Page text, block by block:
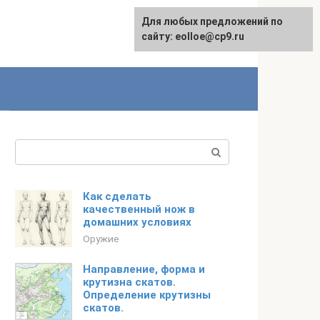
Как сделать
качественный нож в
домашних условиях
Оружие
Направление, форма и
крутизна скатов.
Определение крутизны
скатов.
Для любых предложений по
сайту: eolloe@cp9.ru